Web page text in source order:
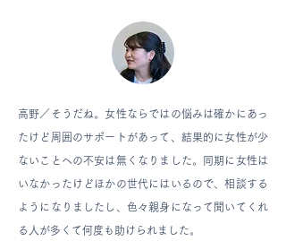
高野／ そうだね。女性ならではの悩みは確かにあっ
たけど周囲のサポートがあって、結果的に女性が少
ないことへの不安は無くなりました。同期に女性は
いなかったけどほかの世代にはいるので、相談する
ようになりましたし、色々親身になって聞いてくれ
る人が多くて何度も助けられました。